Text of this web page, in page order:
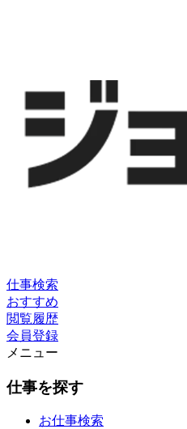
仕事検索
おすすめ
閲覧履歴
会員登録
メニュー
仕事を探す
お仕事検索